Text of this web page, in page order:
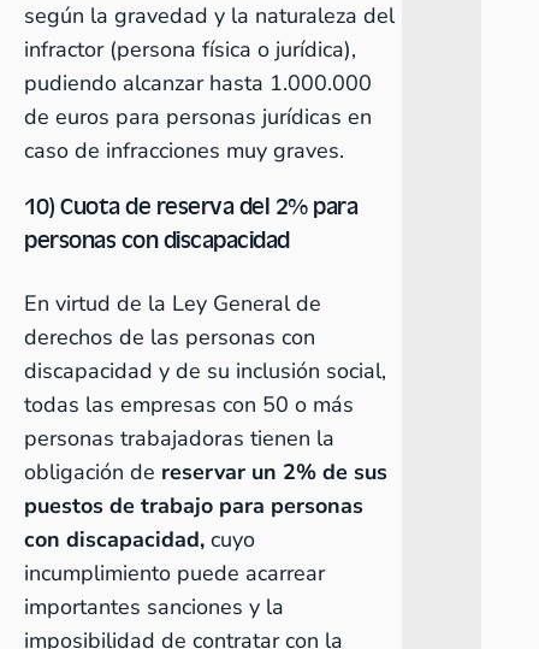
según la gravedad y la naturaleza del
infractor (persona física o jurídica),
pudiendo alcanzar hasta 1.000.000
de euros para personas jurídicas en
caso de infracciones muy graves.
10) Cuota de reserva del 2% para
personas con discapacidad
En virtud de la Ley General de
derechos de las personas con
discapacidad y de su inclusión social,
todas las empresas con 50 o más
personas trabajadoras tienen la
obligación de reservar un 2% de sus
puestos de trabajo para personas
con discapacidad, cuyo
incumplimiento puede acarrear
importantes sanciones y la
imposibilidad de contratar con la